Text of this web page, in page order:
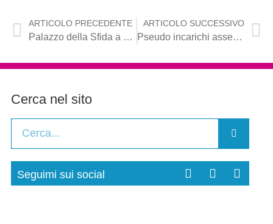
ARTICOLO PRECEDENTE
Palazzo della Sfida a Barletta, Mennea: “Ancora una volta si assiste alla leggerezza e negligenza dell’Amministrazione”
ARTICOLO SUCCESSIVO
Pseudo incarichi assegnati dal sindaco di Barletta, l’opposizione: “Solo per restare a galla”
Cerca nel sito
Seguimi sui social